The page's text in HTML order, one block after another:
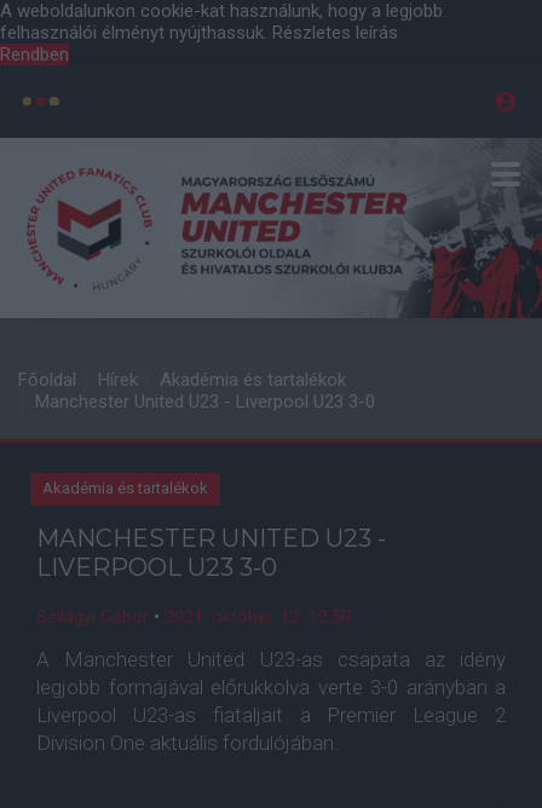
A weboldalunkon cookie-kat használunk, hogy a legjobb
felhasználói élményt nyújthassuk. Részletes leírás
Rendben
Főoldal Hírek
Akadémia és tartalékok
Manchester United U23 - Liverpool U23 3-0
Akadémia és tartalékok
MANCHESTER UNITED U23 -
LIVERPOOL U23 3-0
Szilágyi Gábor • 2021. október. 12. 12:50
A Manchester United U23-as csapata az idény
legjobb formájával előrukkolva verte 3-0 arányban a
Liverpool U23-as fiataljait a Premier League 2
Division One aktuális fordulójában.